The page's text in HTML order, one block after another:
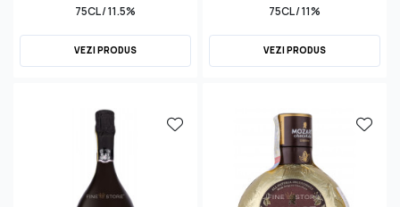
75CL / 11.5%
VEZI PRODUS
75CL / 11%
VEZI PRODUS